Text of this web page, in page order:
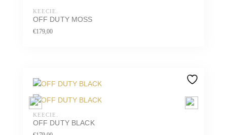
KEECIE.
OFF DUTY MOSS
€179,00
KEECIE.
OFF DUTY BLACK